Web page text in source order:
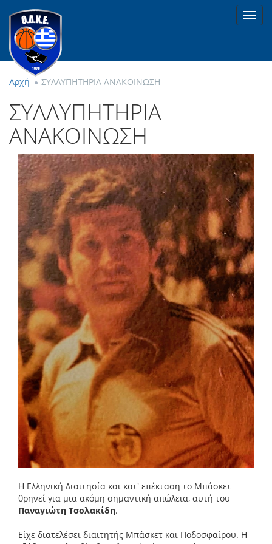
Αρχή ΣΥΛΛΥΠΗΤΗΡΙΑ ΑΝΑΚΟΙΝΩΣΗ
ΣΥΛΛΥΠΗΤΗΡΙΑ
ΑΝΑΚΟΙΝΩΣΗ
Η Ελληνική Διαιτησία και κατ' επέκταση το Μπάσκετ
θρηνεί για μια ακόμη σημαντική απώλεια, αυτή του
Παναγιώτη Τσολακίδη.
Είχε διατελέσει διαιτητής Μπάσκετ και Ποδοσφαίρου. Η